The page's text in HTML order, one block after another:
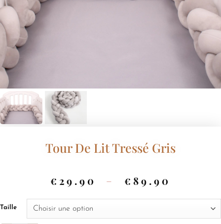
Tour De Lit Tressé Gris
€ 29.90 – € 89.90
Taille